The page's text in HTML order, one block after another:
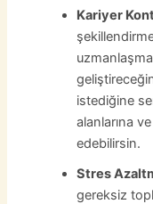
Kariyer
istediğine
alanlarına
edebilirsin.
Stres
gereksiz